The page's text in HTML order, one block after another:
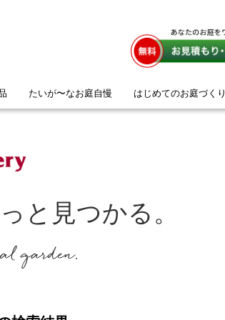
たいが〜なお庭自慢 はじめてのお庭づくり
と見つかる。